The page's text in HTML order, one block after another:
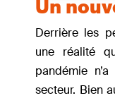
Un
Derrière les
une réalité
pandémie
secteur. Bien